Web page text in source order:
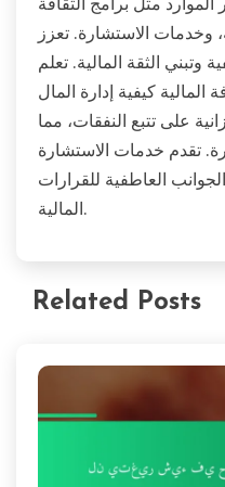
وخدمات الاستشارة. تعزز
وتبني الثقة المالية. تعلم
المالية كيفية إدارة المال
على تتبع النفقات، مما
تقدم خدمات الاستشارة
العاطفية للقرارات
المالية.
Related Posts